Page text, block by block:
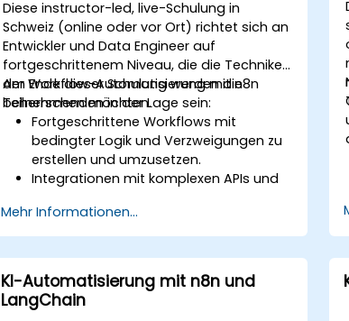
Diese instructor-led, live-Schulung in
Schweiz (online oder vor Ort) richtet sich an
Entwickler und Data Engineer auf
fortgeschrittenem Niveau, die die Techniken
der Workflow-Automatisierung mit n8n
beherrschen möchten.
Am Ende dieser Schulung werden die
Teilnehmenden in der Lage sein:
Fortgeschrittene Workflows mit
bedingter Logik und Verzweigungen zu
erstellen und umzusetzen.
Integrationen mit komplexen APIs und
Eigene Knotenpunkte (Nodes) zu
entwickeln und bereitzustellen, um die
Funktionalität von n8n zu erweitern.
Workflows für Skalierbarkeit und
Effizienz in datenintensiven
Umgebungen zu optimieren.
Mehr Informationen...
KI-Automatisierung mit n8n und
LangChain